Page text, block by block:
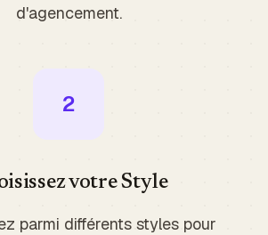
d'agencement.
2
votre Style
parmi différents styles pour